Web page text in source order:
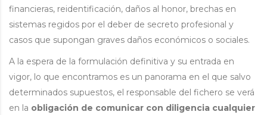
financieras, reidentificación, daños al honor, brechas en
sistemas regidos por el deber de secreto profesional y
casos que supongan graves daños económicos o sociales.
A la espera de la formulación definitiva y su entrada en
vigor, lo que encontramos es un panorama en el que salvo
determinados supuestos, el responsable del fichero se verá
en la obligación de comunicar con diligencia cualquier